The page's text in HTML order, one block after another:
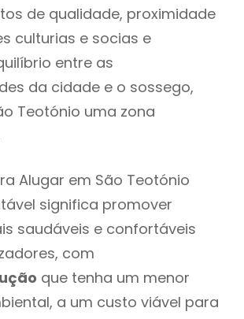
de qualidade, proximidade
culturias e socias e
entre as
da cidade e o sossego,
Teotónio uma zona
Alugar em São Teotónio
significa promover
saudáveis e confortáveis
com
que tenha um menor
a um custo viável para